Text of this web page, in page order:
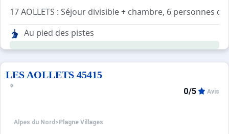
17 AOLLETS : Séjour divisible + chambre, 6 personnes
Kitchenette séparée par cloison amovible avec 2
Séjour : 1 canapé lit double, 2 lits simples. TV
Chambre : 2 lits simples
Salle de bains avec lavabo, baignoire, WC
Salle d'eau avec douche et WC
Au pied des pistes
LES AOLLETS 45415
Alpes du Nord > Plagne Villages
0/5 Avis